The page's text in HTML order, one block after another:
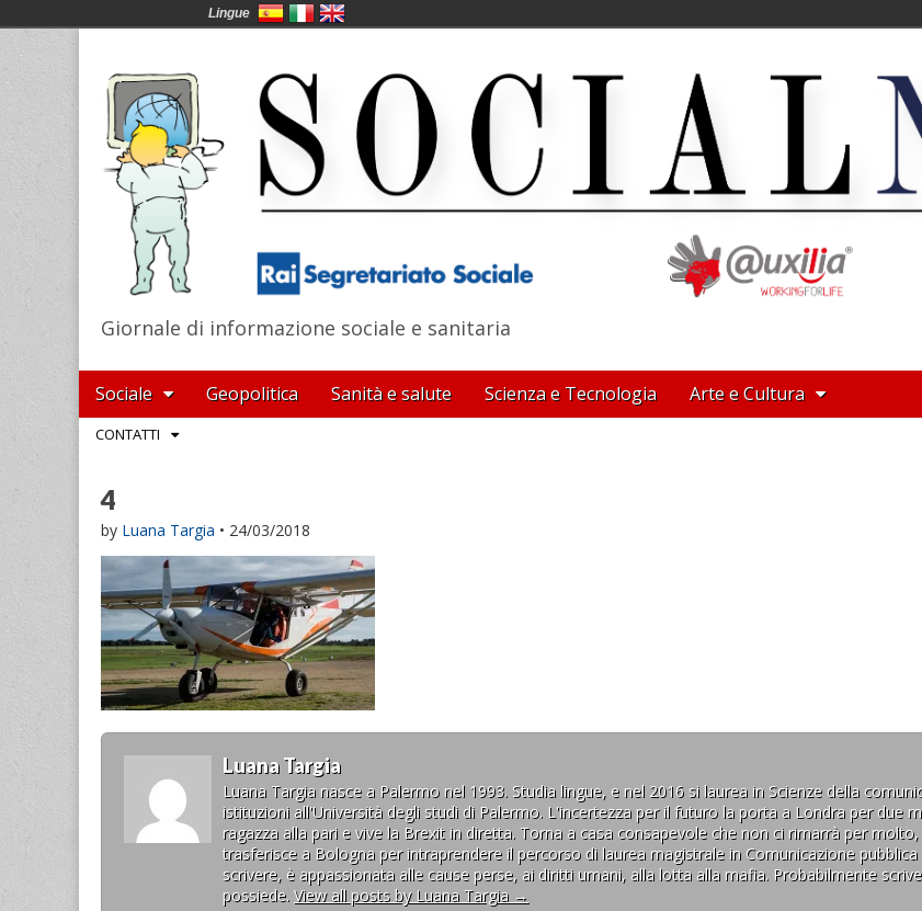
SocialNews
Giornale di informazione sociale e sanitaria
Main
menu
Skip
to
content
Sociale Geopolitica Sanità e salute Scienza e Tecnologia Arte e Cultura
SubCONTATTI
4
by Luana Targia • 24/03/2018
Luana Targia
Luana Targia nasce a Palermo nel 1993. Studia lingue, e nel 2016 si laurea in Scienze della
istituzioni all'Università degli studi di Palermo. L'incertezza per il futuro la porta a Londra per due
ragazza alla pari e vive la Brexit in diretta. Torna a casa consapevole che non ci rimarrà per
trasferisce a Bologna per intraprendere il percorso di laurea magistrale in Comunicazione
scrivere, è appassionata alle cause perse, ai diritti umani, alla lotta alla mafia. Probabilmente
possiede. View all posts by Luana Targia →
Lingue